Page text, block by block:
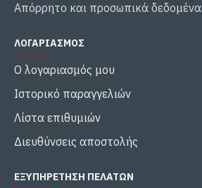
Απόρρητο και προσωπικά δεδομένα
ΛΟΓΑΡΙΑΣΜΌΣ
Ο λογαριασμός μου
Ιστορικό παραγγελιών
Λίστα επιθυμιών
Διευθύνσεις αποστολής
ΕΞΥΠΗΡΈΤΗΣΗ ΠΕΛΑΤΏΝ